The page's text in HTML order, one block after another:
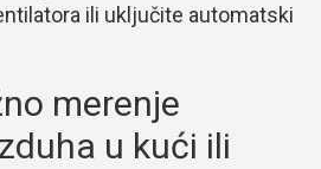
ili uključite automatski
merenje
u kući ili